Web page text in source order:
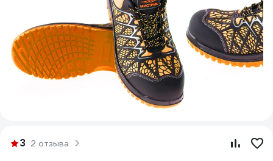
3 2 отзыва